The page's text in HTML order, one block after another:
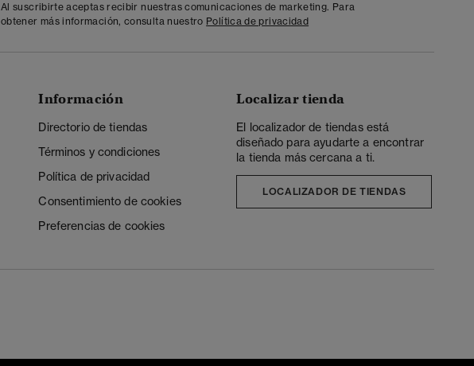
Al suscribirte aceptas recibir nuestras comunicaciones de marketing. Para
obtener más información, consulta nuestro Política de privacidad
Información
Directorio de tiendas
Términos y condiciones
Política de privacidad
Consentimiento de cookies
Preferencias de cookies
Localizar tienda
El localizador de tiendas está
diseñado para ayudarte a encontrar
la tienda más cercana a ti.
LOCALIZADOR DE TIENDAS